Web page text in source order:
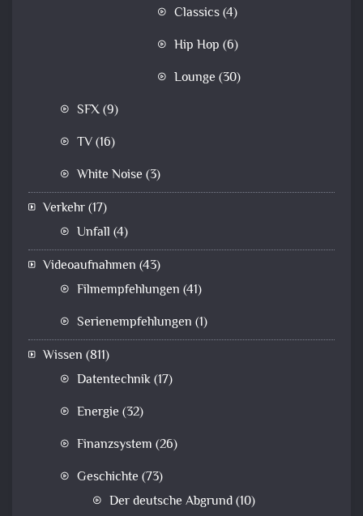
Classics(4)
Hip Hop (6)
Lounge (30)
SFX(9)
TV(16)
White Noise (3)
Verkehr(17)
Unfall (4)
Videoaufnahmen (43)
Filmempfehlungen (41)
Serienempfehlungen (1)
Wissen (811)
Datentechnik(17)
Energie (32)
Finanzsystem (26)
Geschichte (73)
Der deutsche Abgrund(10)